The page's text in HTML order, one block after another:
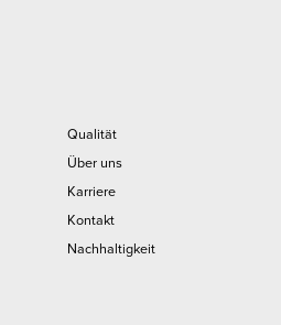
Qualität
Über uns
Karriere
Kontakt
Nachhaltigkeit